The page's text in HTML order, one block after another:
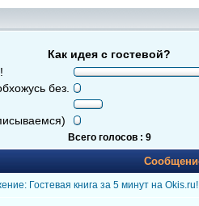
Как идея с гостевой?
без.
Всего голосов : 9
Гостевая книга за 5 минут на Okis.ru!